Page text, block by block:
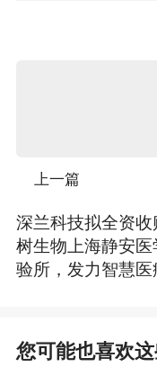
上一篇
深兰科技拟全资收
树生物上海静安医
验所，发力智慧医
您可能也喜欢